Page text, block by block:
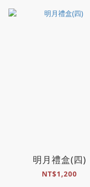
明月禮盒(四)
NT$1,200